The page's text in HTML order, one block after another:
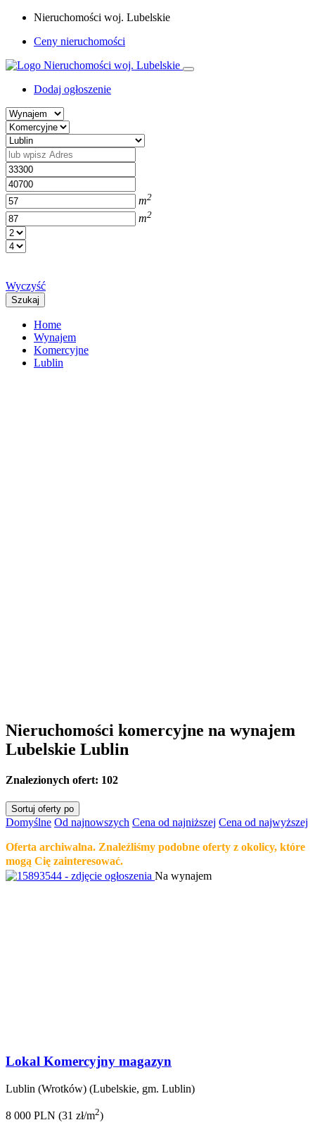
Nieruchomości woj. Lubelskie
Ceny nieruchomości
Dodaj ogłoszenie
m2
m2
Wyczyść
Szukaj
Home
Wynajem
Komercyjne
Lublin
Nieruchomości komercyjne na wynajem
Lubelskie Lublin
Znalezionych ofert: 102
Sortuj oferty po
Domyślne Od najnowszych Cena od najniższej Cena od najwyższej
Oferta archiwalna. Znaleźliśmy podobne oferty z okolicy, które
mogą Cię zainteresować.
Na wynajem
Lokal Komercyjny magazyn
Lublin (Wrotków) (Lubelskie, gm. Lublin)
8 000 PLN (31 zł/m2)